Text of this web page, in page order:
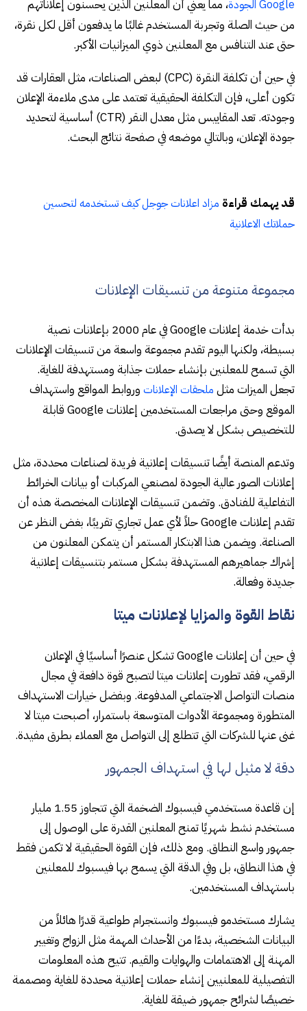
Google الجودة
، مما يعني أن المعلنين الذين يحسنون إعلاناتهم
من حيث الصلة وتجربة المستخدم غالبًا ما يدفعون أقل لكل نقرة،
حتى عند التنافس مع المعلنين ذوي الميزانيات الأكبر.
في حين أن تكلفة النقرة (CPC) لبعض الصناعات، مثل العقارات قد
تكون أعلى، فإن التكلفة الحقيقية تعتمد على مدى ملاءمة الإعلان
وجودته. تعد المقاييس مثل معدل النقر (CTR) أساسية لتحديد
جودة الإعلان، وبالتالي موضعه في صفحة نتائج البحث.
قد يهمك قراءة مزاد اعلانات جوجل كيف تستخدمه لتحسين
حملاتك الاعلانية
مجموعة متنوعة من تنسيقات الإعلانات
بدأت خدمة إعلانات Google في عام 2000 بإعلانات نصية
بسيطة، ولكنها اليوم تقدم مجموعة واسعة من تنسيقات الإعلانات
التي تسمح للمعلنين بإنشاء حملات جذابة ومستهدفة للغاية.
تجعل الميزات مثل ملحقات الإعلانات وروابط المواقع واستهداف
الموقع وحتى مراجعات المستخدمين إعلانات Google قابلة
للتخصيص بشكل لا يصدق.
وتدعم المنصة أيضًا تنسيقات إعلانية فريدة لصناعات محددة، مثل
إعلانات الصور عالية الجودة لمصنعي المركبات أو بيانات الخرائط
التفاعلية للفنادق. وتضمن تنسيقات الإعلانات المخصصة هذه أن
تقدم إعلانات Google حلاً لأي عمل تجاري تقريبًا، بغض النظر عن
الصناعة. ويضمن هذا الابتكار المستمر أن يتمكن المعلنون من
إشراك جماهيرهم المستهدفة بشكل مستمر بتنسيقات إعلانية
جديدة وفعالة.
نقاط القوة والمزايا لإعلانات ميتا
في حين أن إعلانات Google تشكل عنصرًا أساسيًا في الإعلان
الرقمي، فقد تطورت إعلانات ميتا لتصبح قوة دافعة في مجال
منصات التواصل الاجتماعي المدفوعة. وبفضل خيارات الاستهداف
المتطورة ومجموعة الأدوات المتوسعة باستمرار، أصبحت ميتا لا
غنى عنها للشركات التي تتطلع إلى التواصل مع العملاء بطرق مفيدة.
دقة لا مثيل لها في استهداف الجمهور
إن قاعدة مستخدمي فيسبوك الضخمة التي تتجاوز 1.55 مليار
مستخدم نشط شهريًا تمنح المعلنين القدرة على الوصول إلى
جمهور واسع النطاق. ومع ذلك، فإن القوة الحقيقية لا تكمن فقط
في هذا النطاق، بل وفي الدقة التي يسمح بها فيسبوك للمعلنين
باستهداف المستخدمين.
يشارك مستخدمو فيسبوك وانستجرام طواعية قدرًا هائلاً من
البيانات الشخصية، بدءًا من الأحداث المهمة مثل الزواج وتغيير
المهنة إلى الاهتمامات والهوايات والقيم. تتيح هذه المعلومات
التفصيلية للمعلنيين إنشاء حملات إعلانية محددة للغاية ومصممة
خصيصًا لشرائح جمهور ضيقة للغاية.